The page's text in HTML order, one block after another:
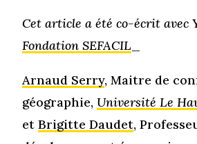
Cet article a été co-écrit avec
Fondation SEFACIL
Arnaud Serry, Maitre de
géographie, Université Le
etBrigitte Daudet,